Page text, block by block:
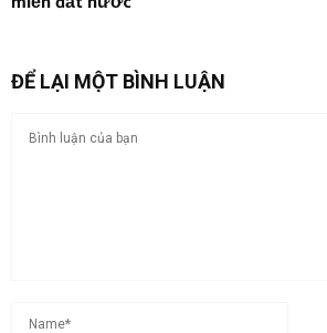
ĐỂ LẠI MỘT BÌNH LUẬN